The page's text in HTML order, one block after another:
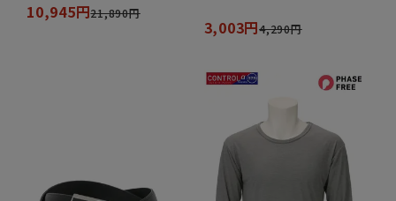
10,945円21,890円
3,003円4,290円